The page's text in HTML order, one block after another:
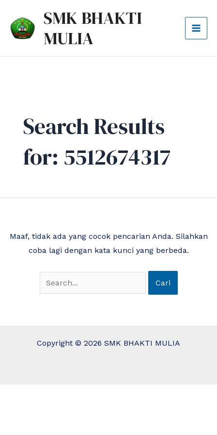
konten
SMK BHAKTI
MULIA
Search Results
for: 5512674317
Maaf, tidak ada yang cocok pencarian Anda. Silahkan
coba lagi dengan kata kunci yang berbeda.
untuk:
Copyright © 2026 SMK BHAKTI MULIA